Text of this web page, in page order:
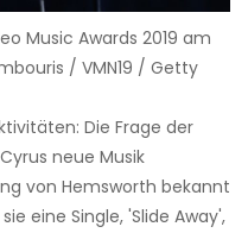
Music Awards 2019 am
/ VMN19 / Getty
Die Frage der
neue Musik
von Hemsworth bekannt
eine Single, 'Slide Away',